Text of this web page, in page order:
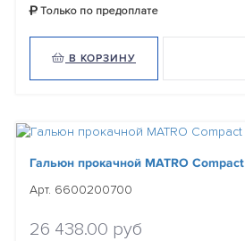
Только по предоплате
В КОРЗИНУ
Гальюн прокачной MATRO Compact
Арт. 6600200700
26 438.00 руб